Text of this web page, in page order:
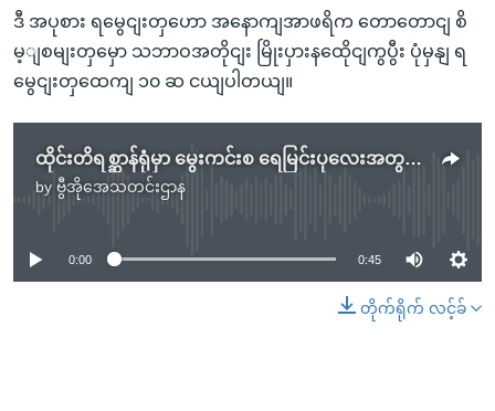
ဒီ အပုစား ရမွေငျးတှဟော အနောကျအာဖရိက တောတောငျ စိ
မ့ျစမျးတှမှော သဘာဝအတိုငျး မြိုးပှားနထေိုငျကွပွီး ပုံမှနျ ရ
မွေငျးတှထေကျ ၁၀ ဆ ငယျပါတယျ။
ထိုင်းတိရစ္ဆာန်ရုံမှာ မွေးကင်းစ ရေမြင်းပုလေးအတွက် နာမည်ရွေးပွဲလုပ်နေ
by ဗွီအိုအေသတင်းဌာန
No media source currently available
0:00 0:45
တိုက်ရိုက် လင့်ခ်